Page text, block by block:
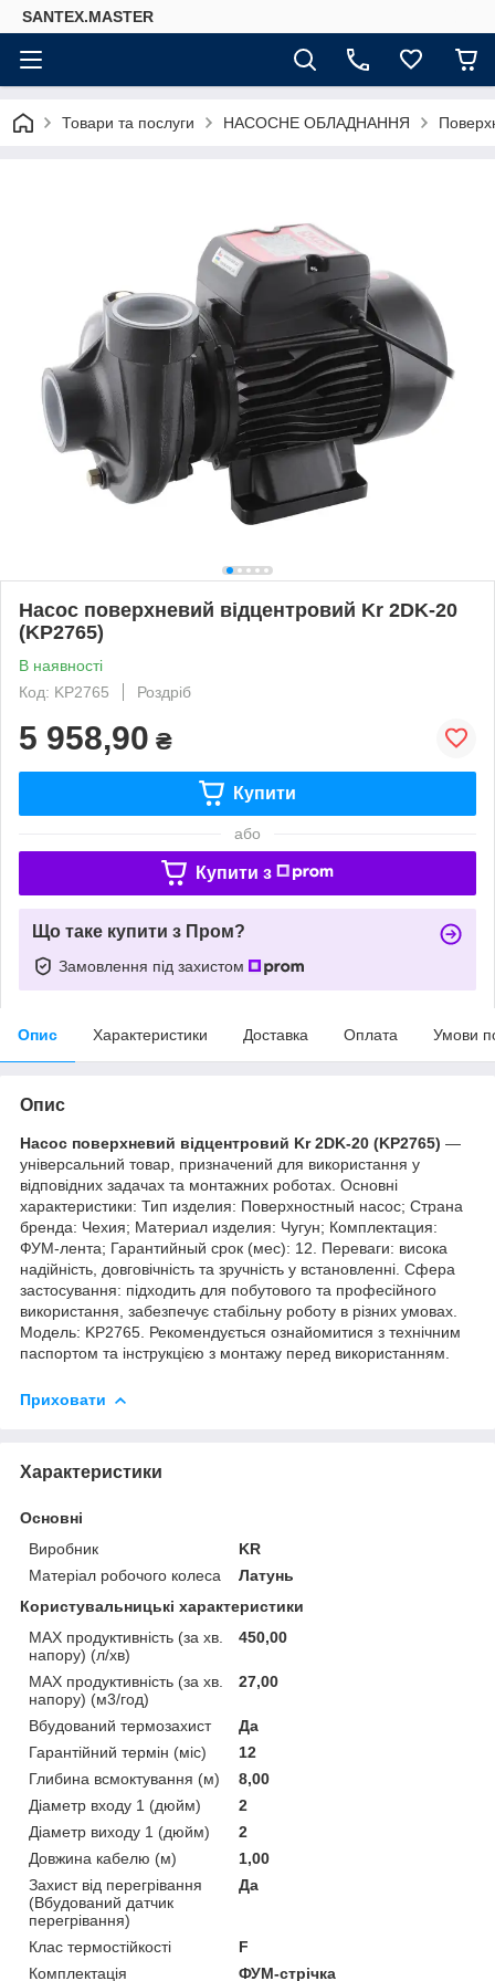
SANTEX.MASTER
Товари та послуги НАСОСНЕ ОБЛАДНАННЯ
Насос поверхневий відцентровий Kr 2DK-20
(KP2765)
В наявності
Код: KP2765
Роздріб
5 958,90 ₴
Купити
або
Купити з
Що таке купити з Пром?
Замовлення під захистом
Опис Характеристики Доставка Оплата Умови
Опис
Насос поверхневий відцентровий Kr 2DK-20 (KP2765) —
універсальний товар, призначений для використання у
відповідних задачах та монтажних роботах. Основні
характеристики: Тип изделия: Поверхностный насос; Страна
бренда: Чехия; Материал изделия: Чугун; Комплектация:
ФУМ-лента; Гарантийный срок (мес): 12. Переваги: висока
надійність, довговічність та зручність у встановленні. Сфера
застосування: підходить для побутового та професійного
використання, забезпечує стабільну роботу в різних умовах.
Модель: KP2765. Рекомендується ознайомитися з технічним
паспортом та інструкцією з монтажу перед використанням.
Приховати
Характеристики
Основні
Виробник
KR
Матеріал робочого колеса
Латунь
Користувальницькі характеристики
MAX продуктивність (за хв.
напору) (л/хв)
450,00
MAX продуктивність (за хв.
напору) (м3/год)
27,00
Вбудований термозахист
Да
Гарантійний термін (міс)
12
Глибина всмоктування (м)
8,00
Діаметр входу 1 (дюйм)
2
Діаметр виходу 1 (дюйм)
2
Довжина кабелю (м)
1,00
Захист від перегрівання
(Вбудований датчик
перегрівання)
Да
Клас термостійкості
F
Комплектація
ФУМ-стрічка